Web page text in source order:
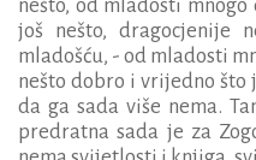
nešto, od mladosti mnogo
još nešto, dragocjenije
mladošću, - od mladosti
nešto dobro i vrijedno što
da ga sada više nema.
predratna sada je za